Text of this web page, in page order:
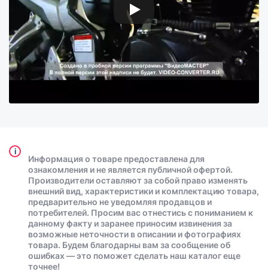
i
Информация о товаре предоставлена для
ознакомления и не является публичной офертой.
Производители оставляют за собой право изменять
внешний вид, характеристики и комплектацию товара,
предварительно не уведомляя продавцов и
потребителей. Просим вас отнестись с пониманием к
данному факту и заранее приносим извинения за
возможные неточности в описании и фотографиях
товара. Будем благодарны вам за сообщение об
ошибках — это поможет сделать наш каталог еще
точнее!